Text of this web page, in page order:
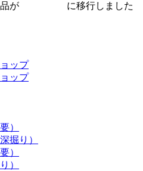
が に移行しました
ップ
ップ
）
掘り）
）
）